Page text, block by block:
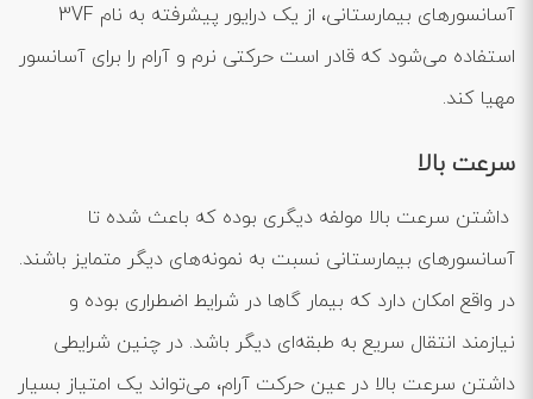
آسانسورهای بیمارستانی، از یک درایور پیشرفته به نام 3VF
استفاده می‌شود که قادر است حرکتی نرم و آرام را برای آسانسور
مهیا کند.
سرعت بالا
داشتن سرعت بالا مولفه دیگری بوده که باعث شده تا
آسانسورهای بیمارستانی نسبت به نمونه‌های دیگر متمایز باشند.
در واقع امکان دارد که بیمار گاها در شرایط اضطراری بوده و
نیازمند انتقال سریع به طبقه‌ای دیگر باشد. در چنین شرایطی
داشتن سرعت بالا در عین حرکت آرام، می‌تواند یک امتیاز بسیار